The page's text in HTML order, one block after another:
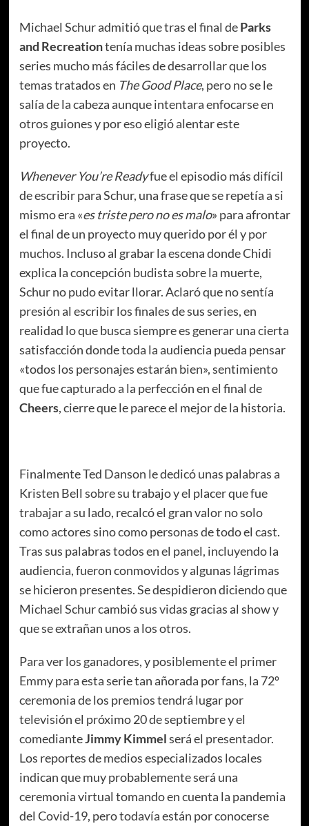
Michael Schur admitió que tras el final deParks
and Recreationtenía muchas ideas sobre posibles
series mucho más fáciles de desarrollar que los
temas tratados en The Good Place, pero no se le
salía de la cabeza aunque intentara enfocarse en
otros guiones y por eso eligió alentar este
proyecto.
Whenever You’re Readyfue el episodio más difícil
de escribir para Schur, una frase que se repetía a si
mismo era «es triste pero no es malo» para afrontar
el final de un proyecto muy querido por él y por
muchos. Incluso al grabar la escena donde Chidi
explica la concepción budista sobre la muerte,
Schur no pudo evitar llorar. Aclaró que no sentía
presión al escribir los finales de sus series, en
realidad lo que busca siempre es generar una cierta
satisfacción donde toda la audiencia pueda pensar
«todos los personajes estarán bien», sentimiento
que fue capturado a la perfección en el final de
Cheers, cierre que le parece el mejor de la historia.
Finalmente Ted Danson le dedicó unas palabras a
Kristen Bell sobre su trabajo y el placer que fue
trabajar a su lado, recalcó el gran valor no solo
como actores sino como personas de todo el cast.
Tras sus palabras todos en el panel, incluyendo la
audiencia, fueron conmovidos y algunas lágrimas
se hicieron presentes. Se despidieron diciendo que
Michael Schur cambió sus vidas gracias al show y
que se extrañan unos a los otros.
Para ver los ganadores, y posiblemente el primer
Emmy para esta serie tan añorada por fans, la 72º
ceremonia de los premios tendrá lugar por
televisión el próximo 20 de septiembre y el
comedianteJimmy Kimmelserá el presentador.
Los reportes de medios especializados locales
indican que muy probablemente será una
ceremonia virtual tomando en cuenta la pandemia
del Covid-19, pero todavía están por conocerse